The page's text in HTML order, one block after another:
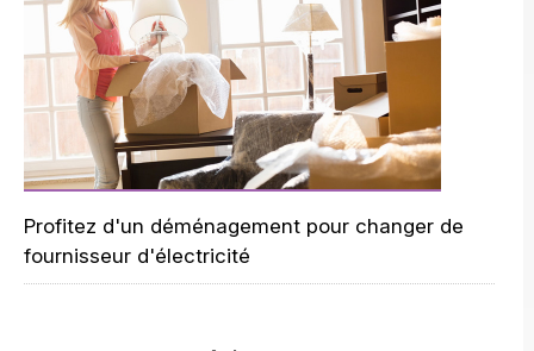
Profitez d'un déménagement pour changer de
fournisseur d'électricité